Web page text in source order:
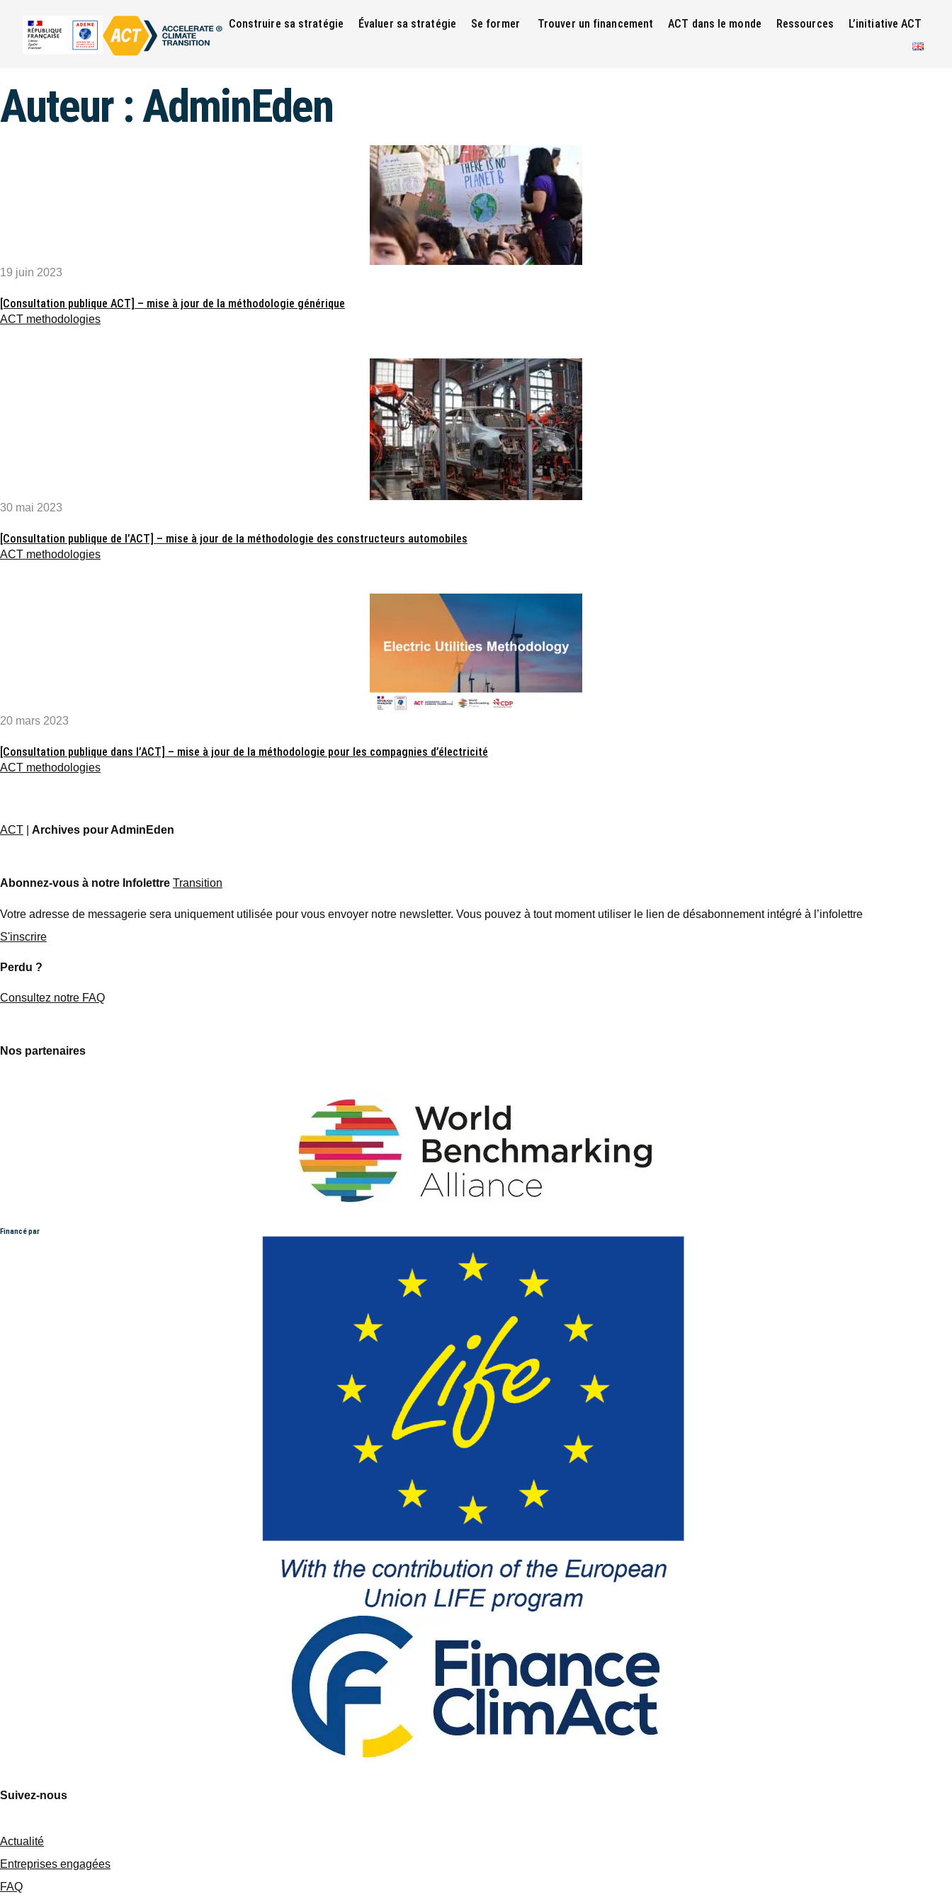
Construire sa stratégie Évaluer sa stratégie Se former Trouver un financement ACT dans le monde Ressources L’initiative ACT
Auteur :AdminEden
19 juin 2023
[Consultation publique ACT] – mise à jour de la méthodologie générique
ACT methodologies
30 mai 2023
[Consultation publique de l’ACT] – mise à jour de la méthodologie des constructeurs automobiles
ACT methodologies
20 mars 2023
[Consultation publique dans l’ACT] – mise à jour de la méthodologie pour les compagnies d’électricité
ACT methodologies
ACT Archives pour AdminEden
Abonnez-vous à notre Infolettre Transition
Votre adresse de messagerie sera uniquement utilisée pour vous envoyer notre newsletter. Vous pouvez à tout moment utiliser le lien de désabonnement intégré à l’infolettre
S'inscrire
Perdu ?
Consultez notre FAQ
Nos partenaires
Financé par
Suivez-nous
Actualité
Entreprises engagées
FAQ